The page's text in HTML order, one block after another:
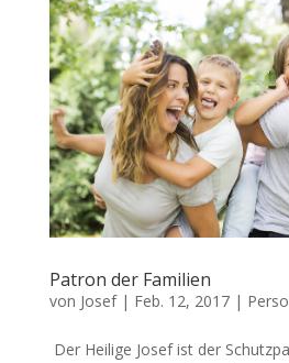
Patron der Familien
von Josef| Feb. 12, 2017|
Der Heilige Josef ist der